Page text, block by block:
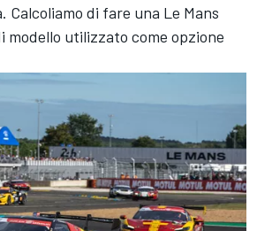
di fare una Le Mans
modello utilizzato come opzione